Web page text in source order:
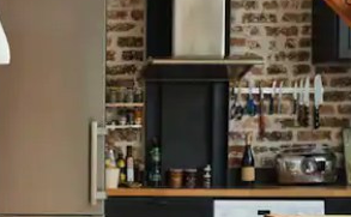
utforska genom att trycka eller svepa.